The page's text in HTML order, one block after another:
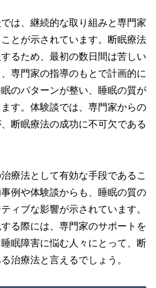
は、継続的な取り組みと専門家
とが示されています。断眠療法
るため、最初の数日間は苦しい
専門家の指導のもとで計画的に
のパターンが整い、睡眠の質が
す。体験談では、専門家からの
断眠療法の成功に不可欠である
療法として有効な手段であるこ
例や体験談からも、睡眠の質の
ィブな影響が示されています。
る際には、専門家のサポートを
眠障害に悩む人々にとって、断
治療法と言えるでしょう。